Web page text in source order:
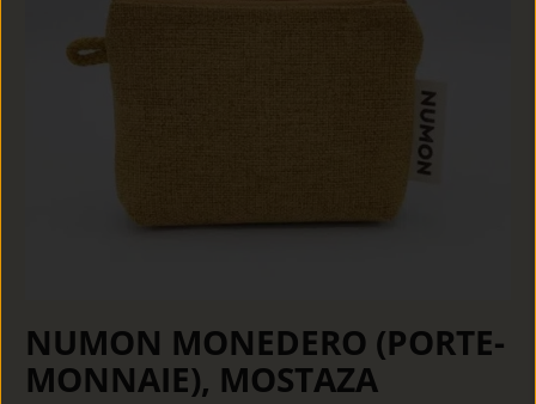
NUMON MONEDERO (PORTE-
MONNAIE), MOSTAZA